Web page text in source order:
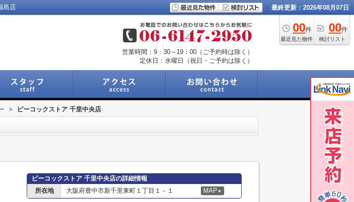
島店 最終更新：2026年08月07日
00件
最近見た物件
00件
検討リスト
営業時間：9：30～19：00（ご予約時は除く）
定休日：水曜日（祝日・ご予約は除く）
> ピーコックストア 千里中央店
ピーコックストア 千里中央店の詳細情報
所在地
大阪府豊中市新千里東町１丁目１－１ MAP ▼